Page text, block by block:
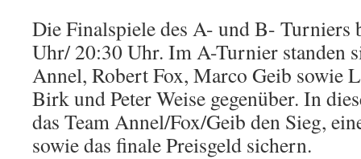
Die Finalspiele des A- und B- Turniers
Uhr/ 20:30 Uhr. Im A-Turnier standen
Annel, Robert Fox, Marco Geib sowie
Birk und Peter Weise gegenüber. In
das Team Annel/Fox/Geib den Sieg,
sowie das finale Preisgeld sichern.